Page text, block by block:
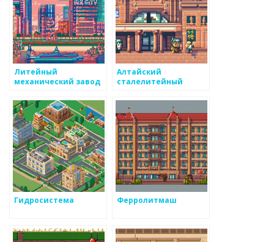
Литейный
механический завод
Алтайский
сталелитейный
Гидросистема Ферролитмаш